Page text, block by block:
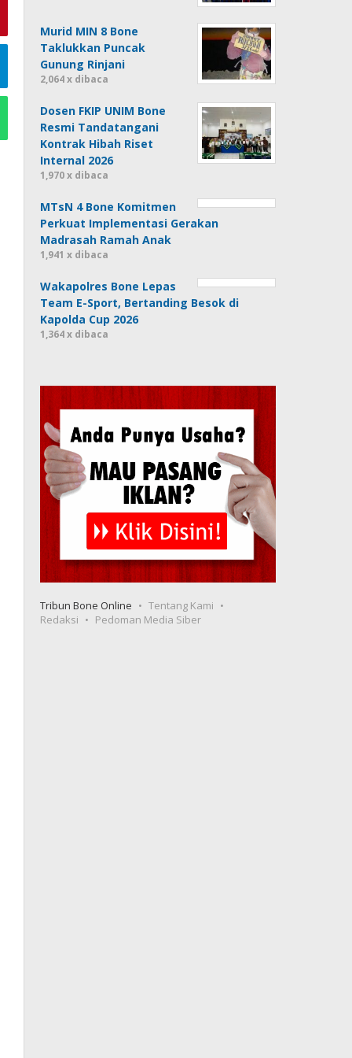
Murid MIN 8 Bone
Taklukkan Puncak
Gunung Rinjani
2,064 x dibaca
Dosen FKIP UNIM Bone
Resmi Tandatangani
Kontrak Hibah Riset
Internal 2026
1,970 x dibaca
MTsN 4 Bone Komitmen
Perkuat Implementasi Gerakan
Madrasah Ramah Anak
1,941 x dibaca
Wakapolres Bone Lepas
Team E-Sport, Bertanding Besok di
Kapolda Cup 2026
1,364 x dibaca
Tribun Bone Online
Tentang Kami
Redaksi
Pedoman Media Siber